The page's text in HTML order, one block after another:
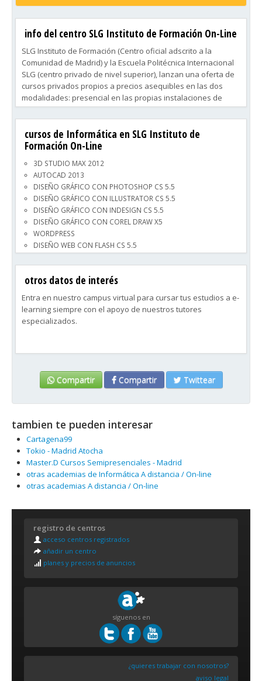
info del centro SLG Instituto de Formación On-Line
SLG Instituto de Formación (Centro oficial adscrito a la
Comunidad de Madrid) y la Escuela Politécnica Internacional
SLG (centro privado de nivel superior), lanzan una oferta de
cursos privados propios a precios asequibles en las dos
modalidades: presencial en las propias instalaciones de
Madrid o e-learning (online) mediante la plataforma.
cursos de Informática en SLG Instituto de
Formación On-Line
3D STUDIO MAX 2012
AUTOCAD 2013
DISEÑO GRÁFICO CON PHOTOSHOP CS 5.5
DISEÑO GRÁFICO CON ILLUSTRATOR CS 5.5
DISEÑO GRÁFICO CON INDESIGN CS 5.5
DISEÑO GRÁFICO CON COREL DRAW X5
WORDPRESS
DISEÑO WEB CON FLASH CS 5.5
HTML 5 y CSS 3
FISCALIDAD
NOMINAS NOMINAPLUS
CONTABILIDAD CONTAPLUS
INTERNET
WORD 2010 BASICO
otros datos de interés
Entra en nuestro campus virtual para cursar tus estudios a e-
learning siempre con el apoyo de nuestros tutores
especializados.
Compartir Compartir Twittear
tambien te pueden interesar
Cartagena99
Tokio - Madrid Atocha
Master.D Cursos Semipresenciales - Madrid
otras academias de Informática A distancia / On-line
otras academias A distancia / On-line
registro de centros
acceso centros registrados
añadir un centro
planes y precios de anuncios
síguenos en
¿quieres trabajar con nosotros?
aviso legal